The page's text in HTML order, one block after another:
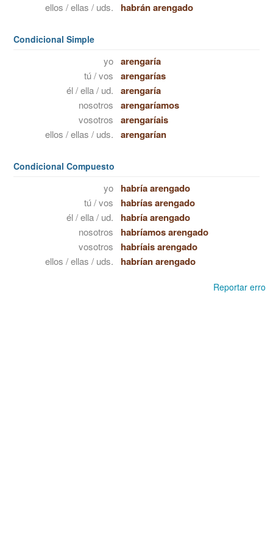
ellos / ellas / uds. habrán arengado
Condicional Simple
yo arengaría
tú / vos arengarías
él / ella / ud. arengaría
nosotros arengaríamos
vosotros arengaríais
ellos / ellas / uds. arengarían
Condicional Compuesto
yo habría arengado
tú / vos habrías arengado
él / ella / ud. habría arengado
nosotros habríamos arengado
vosotros habríais arengado
ellos / ellas / uds. habrían arengado
Reportar erro